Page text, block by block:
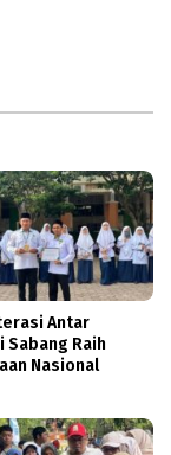
Antar
Sabang Raih
Nasional